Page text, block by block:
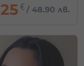
25 € / 48.90 лв.